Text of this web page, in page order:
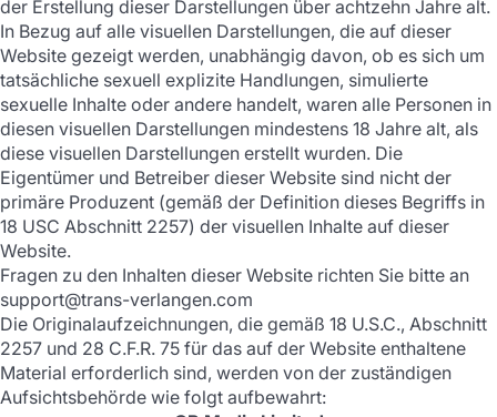
der Erstellung dieser Darstellungen über achtzehn Jahre alt.
In Bezug auf alle visuellen Darstellungen, die auf dieser
Website gezeigt werden, unabhängig davon, ob es sich um
tatsächliche sexuell explizite Handlungen, simulierte
sexuelle Inhalte oder andere handelt, waren alle Personen in
diesen visuellen Darstellungen mindestens 18 Jahre alt, als
diese visuellen Darstellungen erstellt wurden. Die
Eigentümer und Betreiber dieser Website sind nicht der
primäre Produzent (gemäß der Definition dieses Begriffs in
18 USC Abschnitt 2257) der visuellen Inhalte auf dieser
Website.
Fragen zu den Inhalten dieser Website richten Sie bitte an
support@trans-verlangen.com
Die Originalaufzeichnungen, die gemäß 18 U.S.C., Abschnitt
2257 und 28 C.F.R. 75 für das auf der Website enthaltene
Material erforderlich sind, werden von der zuständigen
Aufsichtsbehörde wie folgt aufbewahrt: